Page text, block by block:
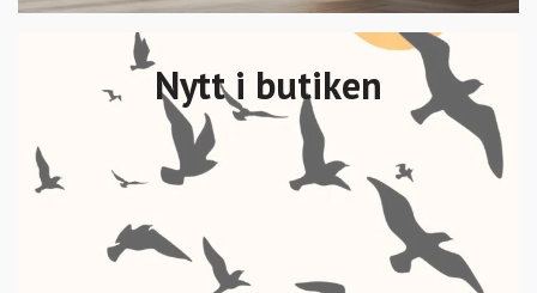
Nytt i butiken